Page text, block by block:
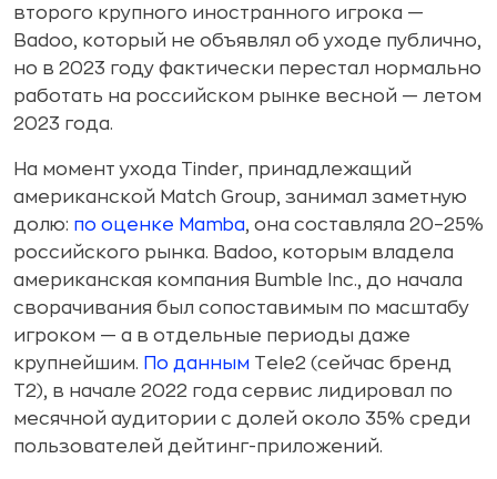
второго крупного иностранного игрока —
Badoo, который не объявлял об уходе публично,
но в 2023 году фактически перестал нормально
работать на российском рынке весной — летом
2023 года.
На момент ухода Tinder, принадлежащий
американской Match Group, занимал заметную
долю: по оценке Mamba, она составляла 20–25%
российского рынка. Badoo, которым владела
американская компания Bumble Inc., до начала
сворачивания был сопоставимым по масштабу
игроком — а в отдельные периоды даже
крупнейшим. По данным Tele2 (сейчас бренд
T2), в начале 2022 года сервис лидировал по
месячной аудитории с долей около 35% среди
пользователей дейтинг-приложений.